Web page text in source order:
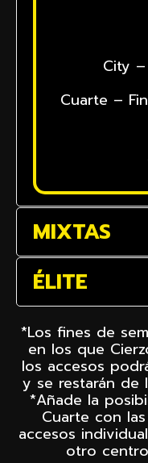
City
Cuarte –
MIXTAS
ÉLITE
*Los fines de
en los que
los accesos
y se restarán de
*Añade la
Cuarte con
accesos
otro